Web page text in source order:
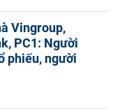
Vingroup,
PC1: Người
phiếu, người